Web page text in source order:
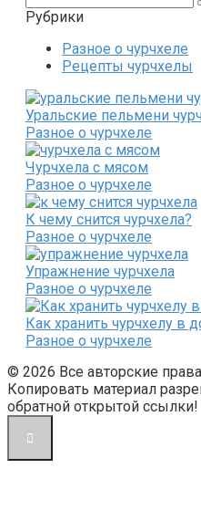
Рубрики
Разное о чурчхеле
Рецепты чурчхелы
Уральские пельмени
Разное о чурчхеле
Чурчхела с мясом
Разное о чурчхеле
К чему снится чурчхела?
Разное о чурчхеле
Упражнение чурчхела
Разное о чурчхеле
Как хранить чурчхелу в
Разное о чурчхеле
© 2026 Все авторские
Копировать материал
обратной открытой ссылки!